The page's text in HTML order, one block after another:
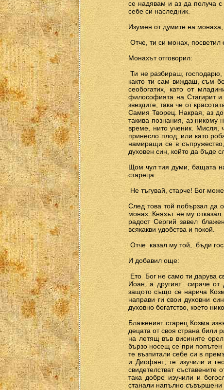
се надявам и аз да получа
себе си наследник.
Изумен от думите на
Отче, ти си монах,
Монахът отговорил:
Ти не разбираш, господарю,
както ти сам виждаш, съм
сеобогатих, като от
философията на Стагирит и
звездите, така че от
Самия Творец. Накрая, аз
такива познания, аз никому
време, нито ученик. Мисля,
принесло плод, или като
намиращи се в
духовен син, който да бъде
Щом чул тия думи, бащата
стареца:
Не тъгувай, старче! Бог
След това той побързал да
монах. Князът не му
радост Сергий завел
всякакви удобства и покой.
Отче ­ казал му той, ­ бъди
И добавил още:
Ето ­ Бог не само ти дарува
Иоан, а другият ­ сираче
защото също се нарича
направи ги свои духовни
духовно богатство, което
Блаженият старец Козма
децата от своя страна били
на летящ във висините
бързо носещ се при попътен
те възпитали себе си в
и Диофант; те изучили и
свидетелстват
така добре изучили и
станали напълно съвършени